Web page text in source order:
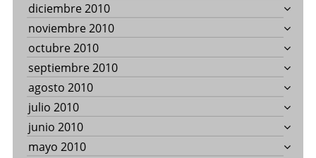
diciembre 2010
noviembre 2010
octubre 2010
septiembre 2010
agosto 2010
julio 2010
junio 2010
mayo 2010